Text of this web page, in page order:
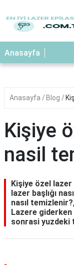
Anasayfa
Anasayfa Blog
Kişiye
nasil
Kişiye özel lazer
lazer başlığı
nasıl
Lazere giderken
sonrasi yuzdeki